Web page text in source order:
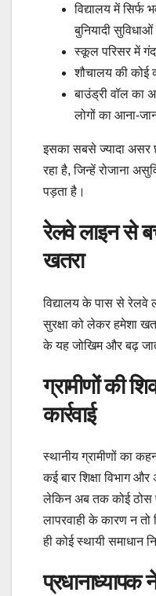
विद्यालय में सिर्फ
बुनियादी सुविधाओं
स्कूल परिसर में
शौचालय की कोई
बाउंड्री वॉल का
लोगों का आना-
इसका सबसे ज्यादा असर
रहा है, जिन्हें रोजाना
पड़ता है।
रेलवे लाइन से
खतरा
विद्यालय के पास से रेलवे
सुरक्षा को लेकर हमेशा
के यह जोखिम और बढ़
ग्रामीणों की
कार्रवाई
स्थानीय ग्रामीणों का
कई बार शिक्षा विभाग
लेकिन अब तक कोई ठोस
लापरवाही के कारण न तो
ही कोई स्थायी समाधान
प्रधानाध्यापक